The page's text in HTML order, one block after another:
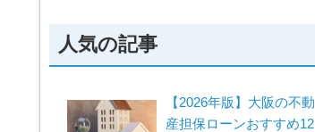
人気の記事
【2026年版】大阪の不動
産担保ローンおすすめ12